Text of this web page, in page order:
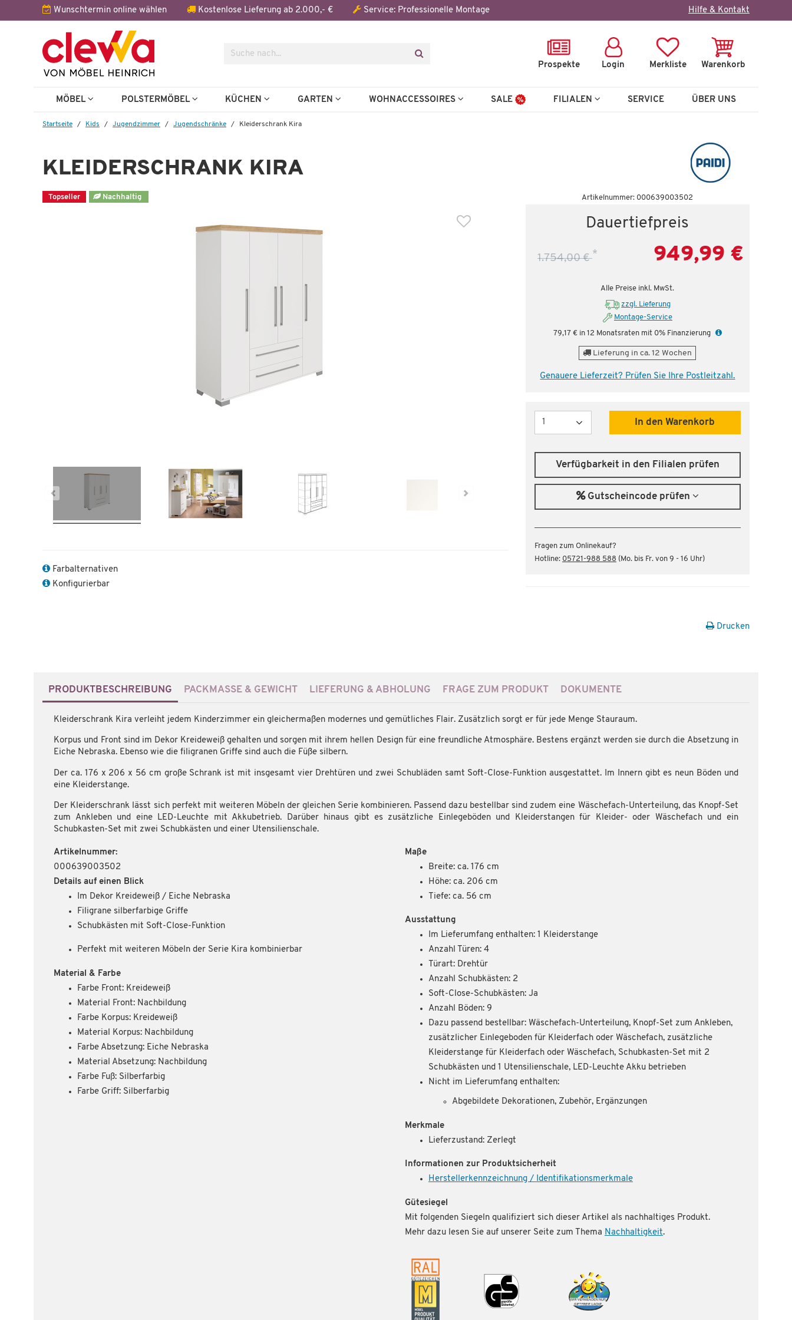
Wunschtermin online wählen Kostenlose Lieferung ab 2.000,- € Service: Professionelle Montage Hilfe & Kontakt
Suche
Prospekte Login Merkliste Warenkorb
MÖBEL POLSTERMÖBEL KÜCHEN GARTEN WOHNACCESSOIRES SALE FILIALEN SERVICE ÜBER UNS
Startseite Kids Jugendzimmer Jugendschränke Kleiderschrank Kira
KLEIDERSCHRANK KIRA
Topseller Nachhaltig
Farbalternativen
Konfigurierbar
Artikelnummer: 000639003502
Dauertiefpreis
1.754,00 €* 949,99 €
Alle Preise inkl. MwSt.
zzgl. Lieferung
Montage-Service
79,17 € in 12 Monatsraten mit 0% Finanzierung
Lieferung in ca. 12 Wochen
Genauere Lieferzeit? Prüfen Sie Ihre Postleitzahl.
Menge
In den Warenkorb
Der Artikel wurde in den Warenkorb gelegt:
Kinderbett
349,99 €
Wenige verfügbar
Kira
79,99 €
Verfügbarkeit in den Filialen prüfen
Gutscheincode prüfen
Fragen zum Onlinekauf?
Hotline: 05721-988 588 (Mo. bis Fr. von 9 - 16 Uhr)
Drucken
PRODUKTBESCHREIBUNG PACKMASSE & GEWICHT LIEFERUNG & ABHOLUNG FRAGE ZUM PRODUKT DOKUMENTE
Kleiderschrank Kira verleiht jedem Kinderzimmer ein gleichermaßen modernes und gemütliches Flair. Zusätzlich sorgt er für jede Menge Stauraum.
Korpus und Front sind im Dekor Kreideweiß gehalten und sorgen mit ihrem hellen Design für eine freundliche Atmosphäre. Bestens ergänzt werden sie durch die Absetzung in
Eiche Nebraska. Ebenso wie die filigranen Griffe sind auch die Füße silbern.
Der ca. 176 x 206 x 56 cm große Schrank ist mit insgesamt vier Drehtüren und zwei Schubläden samt Soft-Close-Funktion ausgestattet. Im Innern gibt es neun Böden und
eine Kleiderstange.
Der Kleiderschrank lässt sich perfekt mit weiteren Möbeln der gleichen Serie kombinieren. Passend dazu bestellbar sind zudem eine Wäschefach-Unterteilung, das Knopf-Set
zum Ankleben und eine LED-Leuchte mit Akkubetrieb. Darüber hinaus gibt es zusätzliche Einlegeböden und Kleiderstangen für Kleider- oder Wäschefach und ein
Schubkasten-Set mit zwei Schubkästen und einer Utensilienschale.
Artikelnummer:
000639003502
Details auf einen Blick
Im Dekor Kreideweiß / Eiche Nebraska
Filigrane silberfarbige Griffe
Schubkästen mit Soft-Close-Funktion
Perfekt mit weiteren Möbeln der Serie Kira kombinierbar
Material & Farbe
Farbe Front: Kreideweiß
Material Front: Nachbildung
Farbe Korpus: Kreideweiß
Material Korpus: Nachbildung
Farbe Absetzung: Eiche Nebraska
Material Absetzung: Nachbildung
Farbe Fuß: Silberfarbig
Farbe Griff: Silberfarbig
Maße
Breite: ca. 176 cm
Höhe: ca. 206 cm
Tiefe: ca. 56 cm
Ausstattung
Im Lieferumfang enthalten: 1 Kleiderstange
Anzahl Türen: 4
Türart: Drehtür
Anzahl Schubkästen: 2
Soft-Close-Schubkästen: Ja
Anzahl Böden: 9
Dazu passend bestellbar: Wäschefach-Unterteilung, Knopf-Set zum Ankleben,
zusätzlicher Einlegeboden für Kleiderfach oder Wäschefach, zusätzliche
Kleiderstange für Kleiderfach oder Wäschefach, Schubkasten-Set mit 2
Schubkästen und 1 Utensilienschale, LED-Leuchte Akku betrieben
Nicht im Lieferumfang enthalten:
Abgebildete Dekorationen, Zubehör, Ergänzungen
Merkmale
Lieferzustand: Zerlegt
Informationen zur Produktsicherheit
Herstellerkennzeichnung / Identifikationsmerkmale
Gütesiegel
Mit folgenden Siegeln qualifiziert sich dieser Artikel als nachhaltiges Produkt.
Mehr dazu lesen Sie auf unserer Seite zum Thema Nachhaltigkeit.